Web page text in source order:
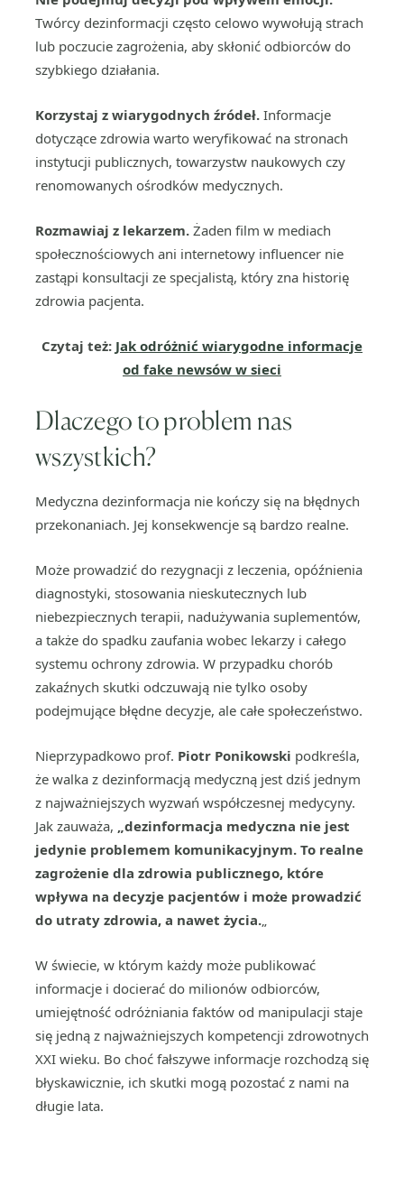
Twórcy dezinformacji często celowo wywołują strach
lub poczucie zagrożenia, aby skłonić odbiorców do
szybkiego działania.
Korzystaj z wiarygodnych źródeł. Informacje
dotyczące zdrowia warto weryfikować na stronach
instytucji publicznych, towarzystw naukowych czy
renomowanych ośrodków medycznych.
Rozmawiaj z lekarzem. Żaden film w mediach
społecznościowych ani internetowy influencer nie
zastąpi konsultacji ze specjalistą, który zna historię
zdrowia pacjenta.
Czytaj też: Jak odróżnić wiarygodne informacje
od fake newsów w sieci
Dlaczego to problem nas
wszystkich?
Medyczna dezinformacja nie kończy się na błędnych
przekonaniach. Jej konsekwencje są bardzo realne.
Może prowadzić do rezygnacji z leczenia, opóźnienia
diagnostyki, stosowania nieskutecznych lub
niebezpiecznych terapii, nadużywania suplementów,
a także do spadku zaufania wobec lekarzy i całego
systemu ochrony zdrowia. W przypadku chorób
zakaźnych skutki odczuwają nie tylko osoby
podejmujące błędne decyzje, ale całe społeczeństwo.
Nieprzypadkowo prof. Piotr Ponikowski podkreśla,
że walka z dezinformacją medyczną jest dziś jednym
z najważniejszych wyzwań współczesnej medycyny.
Jak zauważa,
„dezinformacja medyczna nie jest
jedynie problemem komunikacyjnym. To realne
zagrożenie dla zdrowia publicznego, które
wpływa na decyzje pacjentów i może prowadzić
do utraty zdrowia, a nawet życia.
W świecie, w którym każdy może publikować
informacje i docierać do milionów odbiorców,
umiejętność odróżniania faktów od manipulacji staje
się jedną z najważniejszych kompetencji zdrowotnych
XXI wieku. Bo choć fałszywe informacje rozchodzą się
błyskawicznie, ich skutki mogą pozostać z nami na
długie lata.